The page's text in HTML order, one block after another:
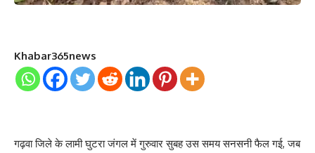
Khabar365news
गढ़वा जिले के लामी घुटरा जंगल में गुरुवार सुबह उस समय सनसनी फैल गई, जब